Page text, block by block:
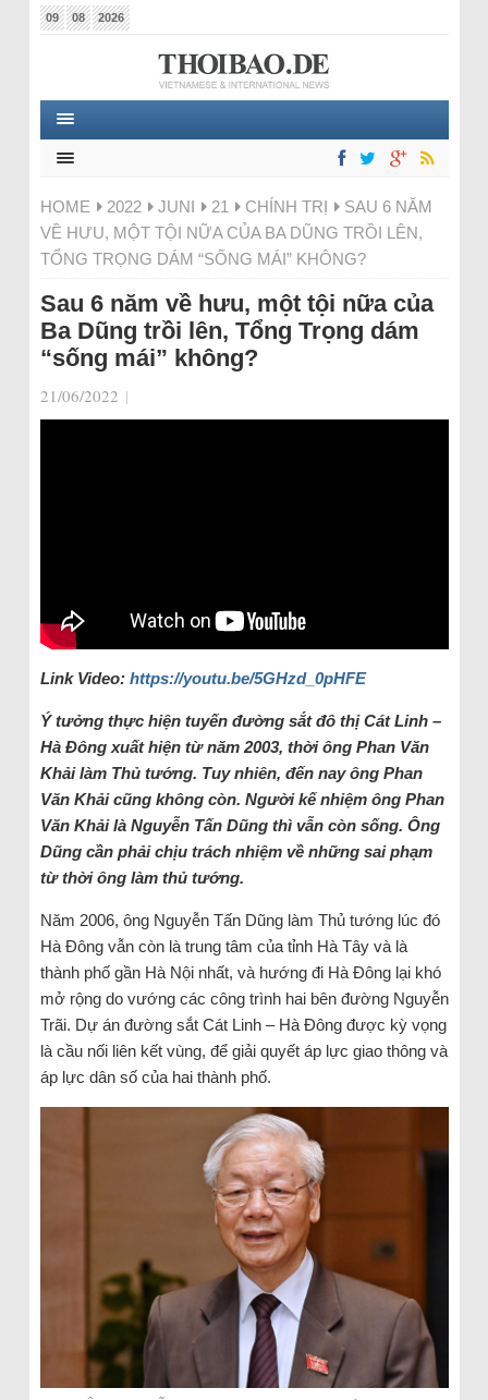
09 08 2026
HOME 2022 JUNI 21 CHÍNH TRỊ
SAU 6 NĂM
VỀ HƯU, MỘT TỘI NỮA CỦA BA DŨNG TRỒI LÊN,
TỔNG TRỌNG DÁM “SỐNG MÁI” KHÔNG?
Sau 6 năm về hưu, một tội nữa của
Ba Dũng trồi lên, Tổng Trọng dám
“sống mái” không?
21/06/2022 |
Link Video: https://youtu.be/5GHzd_0pHFE
Ý tưởng thực hiện tuyến đường sắt đô thị Cát Linh –
Hà Đông xuất hiện từ năm 2003, thờiông Phan Văn
Khải làm Thủ tướng. Tuy nhiên, đến nay ông Phan
Văn Khải cũng không còn. Người kế nhiệm ông Phan
Văn Khải là Nguyễn Tấn Dũng thì vẫn còn sống. Ông
Dũng cần phải chịu trách nhiệm về những sai phạm
từ thời ông làm thủ tướng.
Năm 2006, ông Nguyễn Tấn Dũng làm Thủ tướng lúc đó
Hà Đông vẫn còn là trung tâm của tỉnh Hà Tây và là
thành phố gần Hà Nội nhất, và hướng đi Hà Đông lại khó
mở rộng do vướng các công trình hai bên đường Nguyễn
Trãi. Dự án đường sắt Cát Linh – Hà Đông được kỳ vọng
là cầu nối liên kết vùng, để giải quyết áp lực giao thông và
áp lực dân số của hai thành phố.